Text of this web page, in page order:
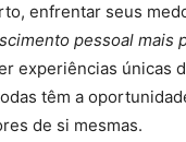
enfrentar seus
pessoal mais
experiências únicas
têm a
de si mesmas.